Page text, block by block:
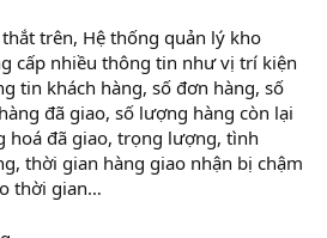
trên, Hệ thống quản lý kho
cấp nhiều thông tin như vị trí kiện
tin khách hàng, số đơn hàng, số
đã giao, số lượng hàng còn lại
hoá đã giao, trọng lượng, tình
thời gian hàng giao nhận bị chậm
thời gian…